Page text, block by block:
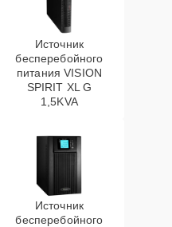
Источник
бесперебойного
питания VISION
SPIRIT XL G
1,5KVA
Источник
бесперебойного